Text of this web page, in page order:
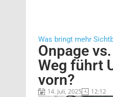
Was bringt mehr
Onpage
Weg führt
vorn?
14. Juli, 2025 12:12